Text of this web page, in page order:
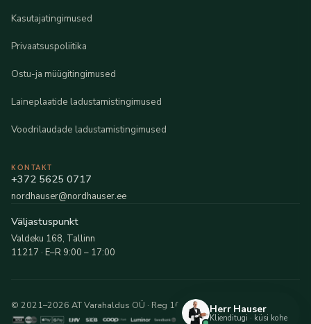
Kasutajatingimused
Privaatsuspoliitika
Ostu-ja müügitingimused
Laineplaatide ladustamistingimused
Voodrilaudade ladustamistingimused
KONTAKT
+372 5625 0717
nordhauser@nordhauser.ee
Väljastuspunkt
Valdeku 168, Tallinn
11217 · E–R 9:00 – 17:00
© 2021–2026 AT Varahaldus OÜ · Reg 16216481Herr Hauser
Klienditugi · küsi kohe